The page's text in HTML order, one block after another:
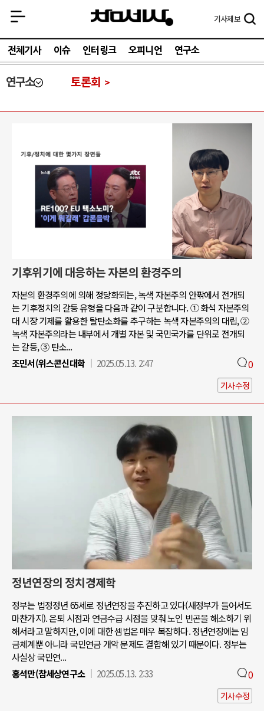
기사제보
전체기사 이슈 인터링크 오피니언 연구소
연구소 토론회
기후위기에 대응하는 자본의 환경주의
자본의 환경주의에 의해 정당화되는, 녹색 자본주의 안팎에서 전개되
는 기후정치의 갈등 유형을 다음과 같이 구분합니다. ① 화석 자본주의
대 시장 기제를 활용한 탈탄소화를 추구하는 녹색 자본주의의 대립, ②
녹색 자본주의라는 내부에서 개별 자본 및 국민국가를 단위로 전개되
는 갈등, ③ 탄소...
조민서(위스콘신대학
2025.05.13. 2:47 0
기사수정
정년연장의 정치경제학
정부는 법정정년 65세로 정년연장을 추진하고 있다(새정부가 들어서도
마찬가지). 은퇴 시점과 연금수급 시점을 맞춰 노인 빈곤을 해소하기 위
해서라고 말하지만, 이에 대한 셈법은 매우 복잡하다. 정년연장에는 임
금체계뿐 아니라 국민연금 개악 문제도 결합해 있기 때문이다. 정부는
사실상 국민연...
홍석만(참세상연구소
2025.05.13. 2:33 0
기사수정